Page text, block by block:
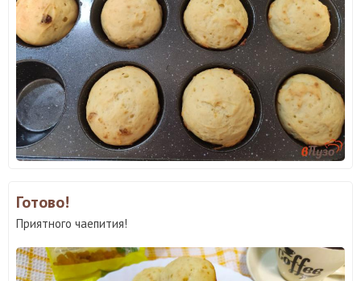
Готово!
Приятного чаепития!